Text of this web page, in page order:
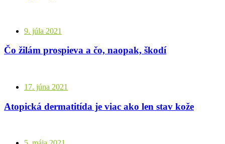
9. júla 2021
Čo žilám prospieva a čo, naopak, škodí
17. júna 2021
Atopická dermatitída je viac ako len stav kože